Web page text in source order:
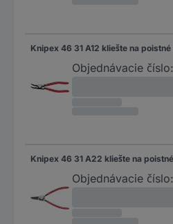
Objednávacie číslo:
Objednávacie číslo: